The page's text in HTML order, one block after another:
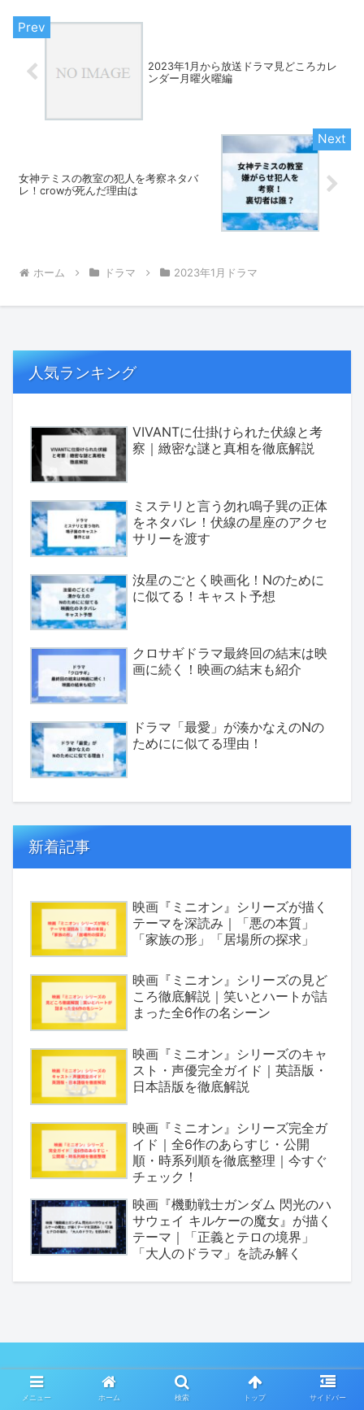
2023年1月から放送ドラマ見どころカレ
ンダー月曜火曜編
女神テミスの教室の犯人を考察ネタバ
レ！crowが死んだ理由は
ホーム ドラマ 2023年1月ドラマ
人気ランキング
VIVANTに仕掛けられた伏線と考
察｜緻密な謎と真相を徹底解説
ミステリと言う勿れ鳴子巽の正体
をネタバレ！伏線の星座のアクセ
サリーを渡す
汝星のごとく映画化！Nのために
に似てる！キャスト予想
クロサギドラマ最終回の結末は映
画に続く！映画の結末も紹介
ドラマ「最愛」が湊かなえのNの
ためにに似てる理由！
新着記事
映画『ミニオン』シリーズが描く
テーマを深読み｜「悪の本質」
「家族の形」「居場所の探求」
映画『ミニオン』シリーズの見ど
ころ徹底解説｜笑いとハートが詰
まった全6作の名シーン
映画『ミニオン』シリーズのキャ
スト・声優完全ガイド｜英語版・
日本語版を徹底解説
映画『ミニオン』シリーズ完全ガ
イド｜全6作のあらすじ・公開
順・時系列順を徹底整理｜今すぐ
チェック！
映画『機動戦士ガンダム 閃光のハ
サウェイ キルケーの魔女』が描く
テーマ｜「正義とテロの境界」
「大人のドラマ」を読み解く
ドラマ映画アニメ★考察ラボ
メニュー ホーム 検索 トップ サイドバー